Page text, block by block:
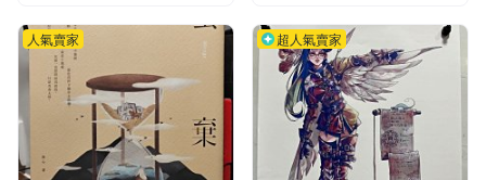
人氣賣家 超人氣賣家